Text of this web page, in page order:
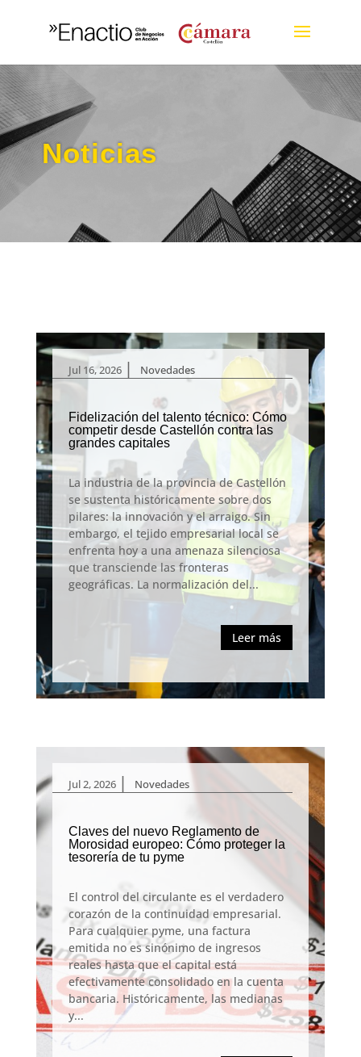
Noticias
Jul 16, 2026 | Novedades
Fidelización del talento técnico: Cómo
competir desde Castellón contra las
grandes capitales
La industria de la provincia de Castellón
se sustenta históricamente sobre dos
pilares: la innovación y el arraigo. Sin
embargo, el tejido empresarial local se
enfrenta hoy a una amenaza silenciosa
que transciende las fronteras
geográficas. La normalización del...
Leer más
Jul 2, 2026 | Novedades
Claves del nuevo Reglamento de
Morosidad europeo: Cómo proteger la
tesorería de tu pyme
El control del circulante es el verdadero
corazón de la continuidad empresarial.
Para cualquier pyme, una factura
emitida no es sinónimo de ingresos
reales hasta que el capital está
efectivamente consolidado en la cuenta
bancaria. Históricamente, las medianas
y...